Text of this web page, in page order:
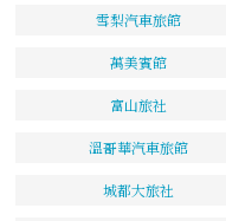
雪梨汽車旅館
萬美賓館
富山旅社
溫哥華汽車旅館
城都大旅社